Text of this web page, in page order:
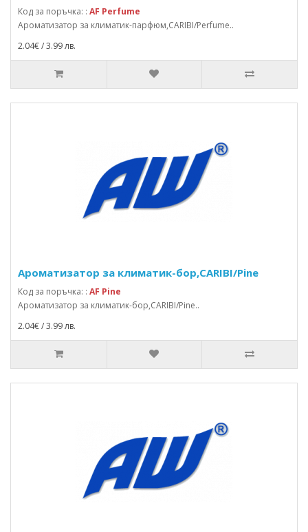
Код за поръчка: : AF Perfume
Ароматизатор за климатик-парфюм,CARIBI/Perfume..
2.04€ / 3.99 лв.
Ароматизатор за климатик-бор,CARIBI/Pine
Код за поръчка: : AF Pine
Ароматизатор за климатик-бор,CARIBI/Pine..
2.04€ / 3.99 лв.